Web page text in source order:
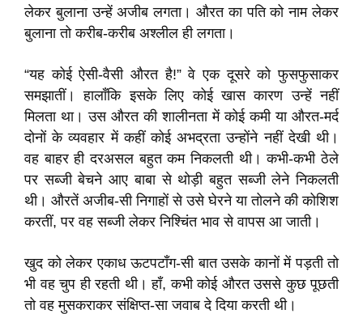
लेकर बुलाना उन्हें अजीब लगता। औरत का पति को नाम लेकर
बुलाना तो करीब-करीब अश्लील ही लगता।
“यह कोई ऐसी-वैसी औरत है!” वे एक दूसरे को फुसफुसाकर
समझातीं। हालाँकि इसके लिए कोई खास कारण उन्हें नहीं
मिलता था। उस औरत की शालीनता में कोई कमी या औरत-मर्द
दोनों के व्यवहार में कहीं कोई अभद्रता उन्होंने नहीं देखी थी।
वह बाहर ही दरअसल बहुत कम निकलती थी। कभी-कभी ठेले
पर सब्जी बेचने आए बाबा से थोड़ी बहुत सब्जी लेने निकलती
थी। औरतें अजीब-सी निगाहों से उसे घेरने या तोलने की कोशिश
करतीं, पर वह सब्जी लेकर निश्चिंत भाव से वापस आ जाती।
खुद को लेकर एकाध ऊटपटाँग-सी बात उसके कानों में पड़ती तो
भी वह चुप ही रहती थी। हाँ, कभी कोई औरत उससे कुछ पूछती
तो वह मुसकराकर संक्षिप्त-सा जवाब दे दिया करती थी।